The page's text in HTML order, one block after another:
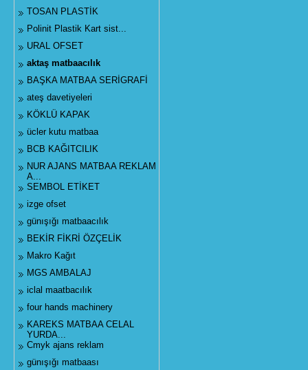
TOSAN PLASTİK
Polinit Plastik Kart sist...
URAL OFSET
aktaş matbaacılık
BAŞKA MATBAA SERİGRAFİ
ateş davetiyeleri
KÖKLÜ KAPAK
ücler kutu matbaa
BCB KAĞITCILIK
NUR AJANS MATBAA REKLAM
A...
SEMBOL ETİKET
izge ofset
günışığı matbaacılık
BEKİR FİKRİ ÖZÇELİK
Makro Kağıt
MGS AMBALAJ
iclal maatbacılık
four hands machinery
KAREKS MATBAA CELAL
YURDA...
Cmyk ajans reklam
günışığı matbaası